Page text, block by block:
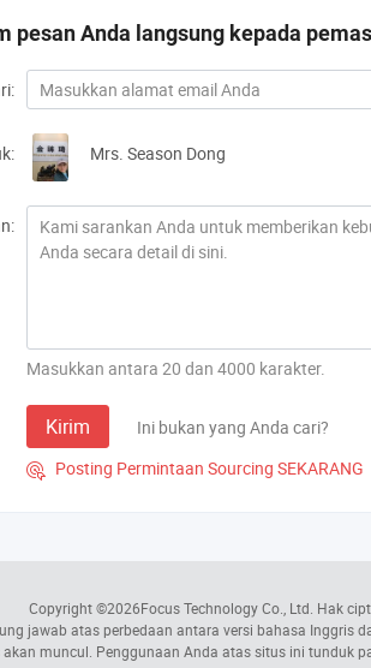
pesan Anda langsung kepada
Mrs. Season Dong
Masukkan antara 20 dan 4000 karakter.
Kirim Ini bukan yang Anda cari?
 Posting Permintaan Sourcing SEKARANG
Copyright ©2026Focus Technology Co., Ltd. Hak
jawab atas perbedaan antara versi bahasa Inggris
muncul. Penggunaan Anda atas situs ini tunduk